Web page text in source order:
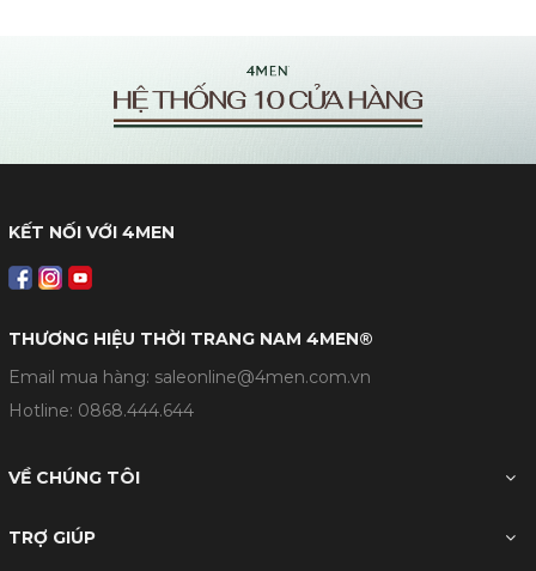
KẾT NỐI VỚI 4MEN
THƯƠNG HIỆU THỜI TRANG NAM 4MEN®
Email mua hàng: saleonline@4men.com.vn
Hotline: 0868.444.644
VỀ CHÚNG TÔI
TRỢ GIÚP